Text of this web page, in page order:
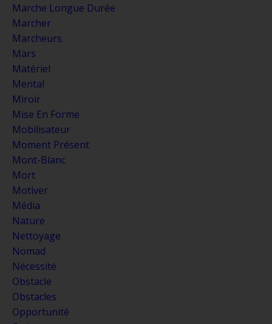
Marche Longue Durée
Marcher
Marcheurs
Mars
Matériel
Mental
Miroir
Mise En Forme
Mobilisateur
Moment Présent
Mont-Blanc
Mort
Motiver
Média
Nature
Nettoyage
Nomad
Nécessité
Obstacle
Obstacles
Opportunité